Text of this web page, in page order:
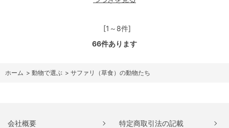
[1～8件]
66件あります
ホーム > 動物で選ぶ > サファリ（草食）の動物たち
会社概要 特定商取引法の記載